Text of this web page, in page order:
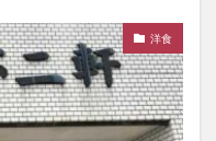
洋食